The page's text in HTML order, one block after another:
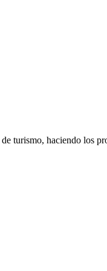
turismo, haciendo los